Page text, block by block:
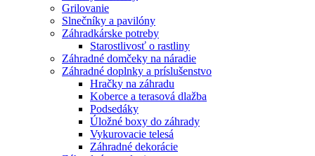
Grilovanie
Slnečníky a pavilóny
Záhradkárske potreby
Starostlivosť o rastliny
Záhradné domčeky na náradie
Záhradné doplnky a príslušenstvo
Hračky na záhradu
Koberce a terasová dlažba
Podsedáky
Úložné boxy do záhrady
Vykurovacie telesá
Záhradné dekorácie